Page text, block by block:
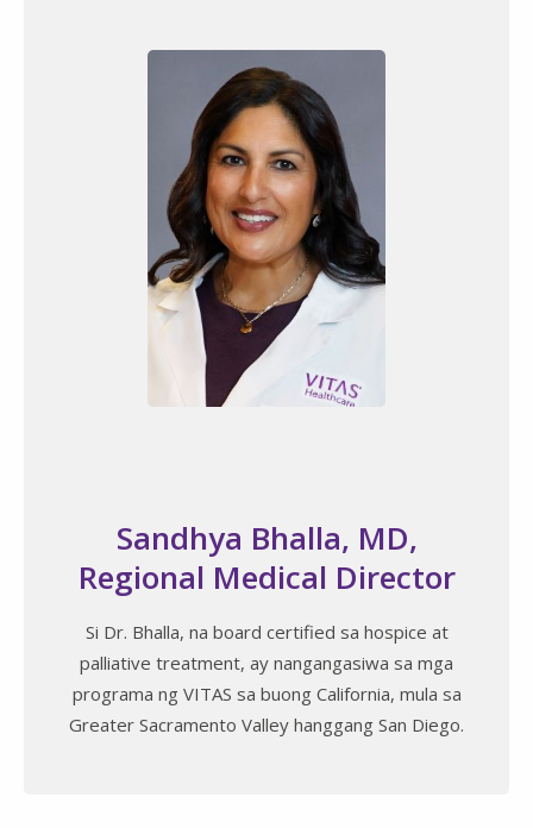
Sandhya Bhalla, MD,
Regional Medical Director
Si Dr. Bhalla, na board certified sa hospice at
palliative treatment, ay nangangasiwa sa mga
programa ng VITAS sa buong California, mula sa
Greater Sacramento Valley hanggang San Diego.